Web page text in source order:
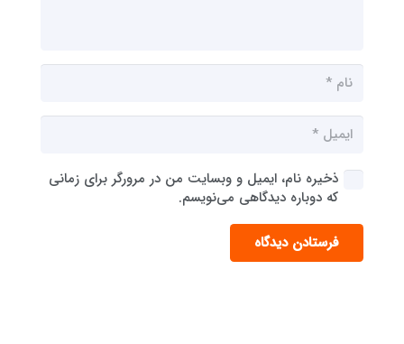
ذخیره نام، ایمیل و وبسایت من در مرورگر برای زمانی
که دوباره دیدگاهی می‌نویسم.
فرستادن دیدگاه